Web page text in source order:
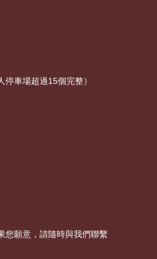
停車場超過15個完整）
您願意，請隨時與我們聯繫